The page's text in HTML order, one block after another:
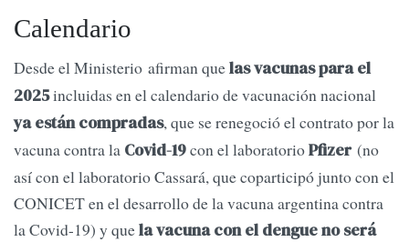
Calendario
Desde el Ministerio afirman quelas vacunas para el
2025incluidas en el calendario de vacunación nacional
ya están compradas, que se renegoció el contrato por la
vacuna contra la Covid-19con el laboratorioPfizer (no
así con el laboratorio Cassará, que coparticipó junto con el
CONICET en el desarrollo de la vacuna argentina contra
la Covid-19) y quela vacuna con el dengue no será